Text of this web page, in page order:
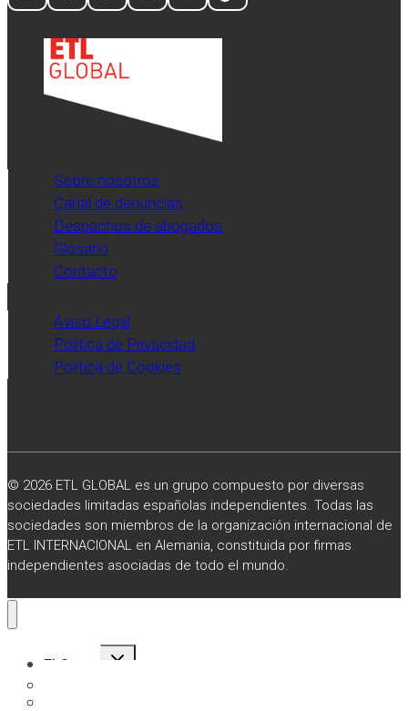
Sobre nosotros
Canal de denuncias
Despachos de abogados
Glosario
Contacto
Aviso Legal
Política de Privacidad
Política de Cookies
© 2026 ETL GLOBAL es un grupo compuesto por diversas
sociedades limitadas españolas independientes. Todas las
sociedades son miembros de la organización internacional de
ETL INTERNACIONAL en Alemania, constituida por firmas
independientes asociadas de todo el mundo.
El Grupo
Alternar